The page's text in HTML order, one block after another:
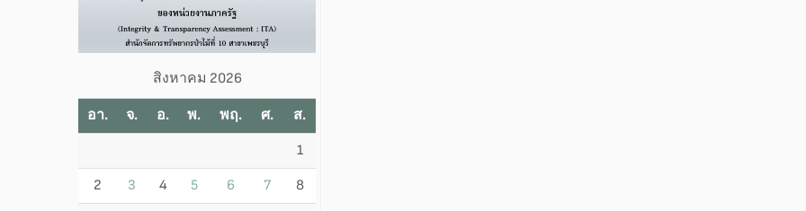
สิงหาคม 2026
อา. จ. อ. พ. พฤ. ศ. ส.
1
2 3 4 5 6 7 8